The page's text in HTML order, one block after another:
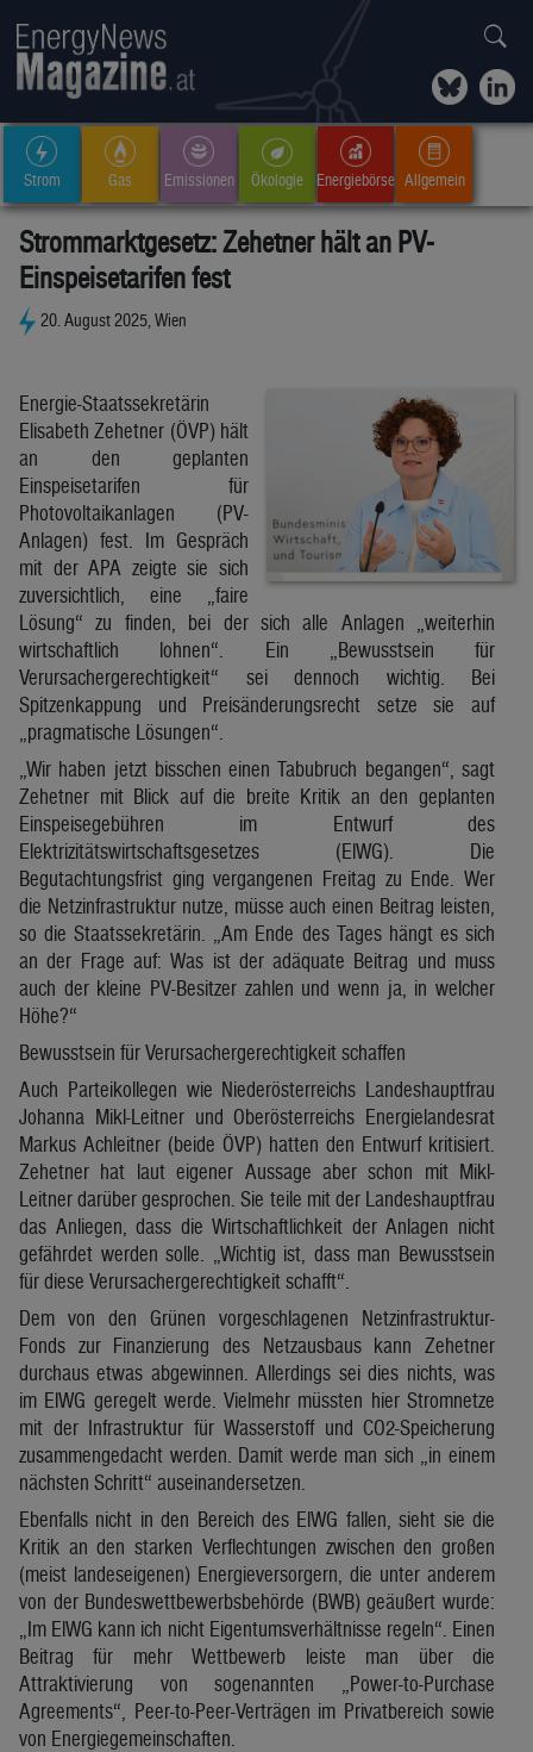
Strom Gas Emissionen Ökologie Energiebörse Allgemein
Strommarktgesetz: Zehetner hält an PV-
Einspeisetarifen fest
20. August 2025, Wien
Energie-Staatssekretärin
Elisabeth Zehetner (ÖVP) hält
an den geplanten
Einspeisetarifen für
Photovoltaikanlagen (PV-
Anlagen) fest. Im Gespräch
mit der APA zeigte sie sich
zuversichtlich, eine „faire
Lösung“ zu finden, bei der sich alle Anlagen „weiterhin
wirtschaftlich lohnen“. Ein „Bewusstsein für
Verursachergerechtigkeit“ sei dennoch wichtig. Bei
Spitzenkappung und Preisänderungsrecht setze sie auf
„pragmatische Lösungen“.
„Wir haben jetzt bisschen einen Tabubruch begangen“, sagt
Zehetner mit Blick auf die breite Kritik an den geplanten
Einspeisegebühren im Entwurf des
Elektrizitätswirtschaftsgesetzes (ElWG). Die
Begutachtungsfrist ging vergangenen Freitag zu Ende. Wer
die Netzinfrastruktur nutze, müsse auch einen Beitrag leisten,
so die Staatssekretärin. „Am Ende des Tages hängt es sich
an der Frage auf: Was ist der adäquate Beitrag und muss
auch der kleine PV-Besitzer zahlen und wenn ja, in welcher
Höhe?“
Bewusstsein für Verursachergerechtigkeit schaffen
Auch Parteikollegen wie Niederösterreichs Landeshauptfrau
Johanna Mikl-Leitner und Oberösterreichs Energielandesrat
Markus Achleitner (beide ÖVP) hatten den Entwurf kritisiert.
Zehetner hat laut eigener Aussage aber schon mit Mikl-
Leitner darüber gesprochen. Sie teile mit der Landeshauptfrau
das Anliegen, dass die Wirtschaftlichkeit der Anlagen nicht
gefährdet werden solle. „Wichtig ist, dass man Bewusstsein
für diese Verursachergerechtigkeit schafft“.
Dem von den Grünen vorgeschlagenen Netzinfrastruktur-
Fonds zur Finanzierung des Netzausbaus kann Zehetner
durchaus etwas abgewinnen. Allerdings sei dies nichts, was
im ElWG geregelt werde. Vielmehr müssten hier Stromnetze
mit der Infrastruktur für Wasserstoff und CO2-Speicherung
zusammengedacht werden. Damit werde man sich „in einem
nächsten Schritt“ auseinandersetzen.
Ebenfalls nicht in den Bereich des ElWG fallen, sieht sie die
Kritik an den starken Verflechtungen zwischen den großen
(meist landeseigenen) Energieversorgern, die unter anderem
von der Bundeswettbewerbsbehörde (BWB) geäußert wurde:
„Im ElWG kann ich nicht Eigentumsverhältnisse regeln“. Einen
Beitrag für mehr Wettbewerb leiste man über die
Attraktivierung von sogenannten „Power-to-Purchase
Agreements“, Peer-to-Peer-Verträgen im Privatbereich sowie
von Energiegemeinschaften.